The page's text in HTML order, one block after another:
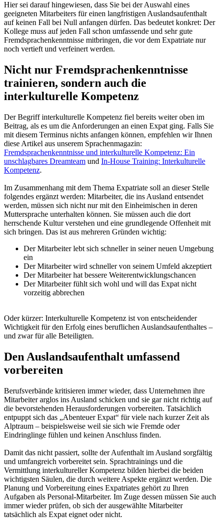
Hier sei darauf hingewiesen, dass Sie bei der Auswahl eines
geeigneten Mitarbeiters für einen langfristigen Auslandsaufenthalt
auf keinen Fall bei Null anfangen dürfen. Das bedeutet konkret: Der
Kollege muss auf jeden Fall schon umfassende und sehr gute
Fremdsprachenkenntnisse mitbringen, die vor dem Expatriate nur
noch vertieft und verfeinert werden.
Nicht nur Fremdsprachenkenntnisse
trainieren, sondern auch die
interkulturelle Kompetenz
Der Begriff interkulturelle Kompetenz fiel bereits weiter oben im
Beitrag, als es um die Anforderungen an einen Expat ging. Falls Sie
mit diesem Terminus nichts anfangen können, empfehlen wir Ihnen
diese Artikel aus unserem Sprachenmagazin:
Fremdsprachenkenntnisse und interkulturelle Kompetenz: Ein
unschlagbares Dreamteam und In-House Training: Interkulturelle
Kompetenz.
Im Zusammenhang mit dem Thema Expatriate soll an dieser Stelle
folgendes ergänzt werden: Mitarbeiter, die ins Ausland entsendet
werden, müssen sich nicht nur mit den Einheimischen in deren
Muttersprache unterhalten können. Sie müssen auch die dort
herrschende Kultur verstehen und eine grundlegende Offenheit mit
sich bringen. Das ist aus mehreren Gründen wichtig:
Der Mitarbeiter lebt sich schneller in seiner neuen Umgebung
ein
Der Mitarbeiter wird schneller von seinem Umfeld akzeptiert
Der Mitarbeiter hat bessere Weiterentwicklungschancen
Der Mitarbeiter fühlt sich wohl und will das Expat nicht
vorzeitig abbrechen
Oder kürzer: Interkulturelle Kompetenz ist von entscheidender
Wichtigkeit für den Erfolg eines beruflichen Auslandsaufenthaltes –
und zwar für alle Beteiligten.
Den Auslandsaufenthalt umfassend
vorbereiten
Berufsverbände kritisieren immer wieder, dass Unternehmen ihre
Mitarbeiter arglos ins Ausland schicken und sie gar nicht richtig auf
die bevorstehenden Herausforderungen vorbereiten. Tatsächlich
entpuppt sich das „Abenteuer Expat“ für viele nach kurzer Zeit als
Alptraum – beispielsweise weil sie sich wie Fremde oder
Eindringlinge fühlen und keinen Anschluss finden.
Damit das nicht passiert, sollte der Aufenthalt im Ausland sorgfältig
und umfangreich vorbereitet sein. Sprachtrainings und die
Vermittlung interkultureller Kompetenz bilden hierbei die beiden
wichtigsten Säulen, die durch weitere Aspekte ergänzt werden. Die
Planung und Vorbereitung eines Expatriates gehört zu Ihren
Aufgaben als Personal-Mitarbeiter. Im Zuge dessen müssen Sie auch
immer wieder prüfen, ob sich der ausgewählte Mitarbeiter
tatsächlich als Expat eignet oder nicht.